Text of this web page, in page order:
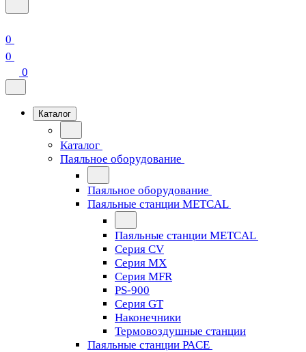
0
0
0
Каталог
Каталог
Паяльное оборудование
Паяльное оборудование
Паяльные станции METCAL
Паяльные станции METCAL
Серия CV
Серия MX
Серия MFR
PS-900
Серия GT
Наконечники
Термовоздушные станции
Паяльные станции PACE